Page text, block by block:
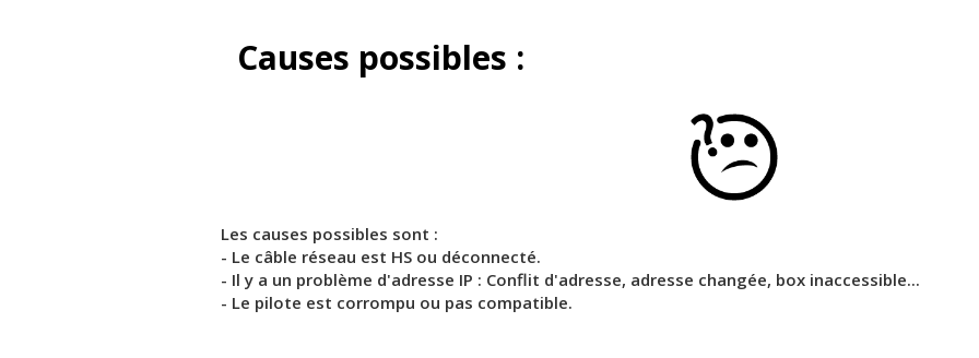
Causes possibles :
Les causes possibles sont :
- Le câble réseau est HS ou déconnecté.
- Il y a un problème d'adresse IP : Conflit d'adresse, adresse changée, box inaccessible...
- Le pilote est corrompu ou pas compatible.